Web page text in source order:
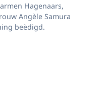
Hagenaars,
Angèle Samura
beëdigd.